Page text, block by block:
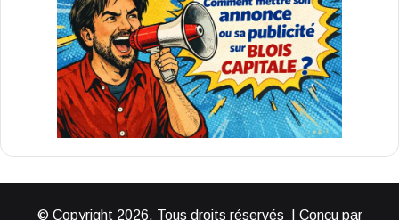
© Copyright 2026, Tous droits réservés | Conçu par